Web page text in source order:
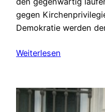
gegen
Demokratie werden
Weiterlesen